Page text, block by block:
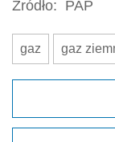
Źródło: PAP
gaz gaz